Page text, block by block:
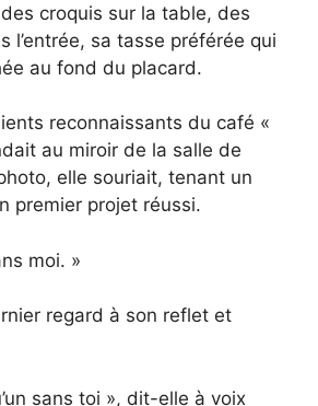
croquis sur la table, des
l’entrée, sa tasse préférée qui
au fond du placard.
reconnaissants du café «
au miroir de la salle de
elle souriait, tenant un
premier projet réussi.
moi. »
regard à son reflet et
sans toi », dit-elle à voix